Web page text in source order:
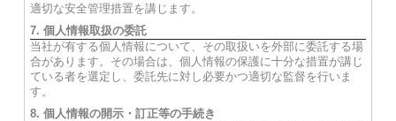
適切な安全管理措置を講じます。
7. 個人情報取扱の委託
当社が有する個人情報について、その取扱いを外部に委託する場
合があります。その場合は、個人情報の保護に十分な措置が講じ
ている者を選定し、委託先に対し必要かつ適切な監督を行いま
す。
8. 個人情報の開示・訂正等の手続き